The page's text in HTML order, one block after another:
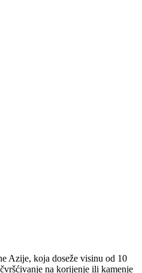
Azije, koja doseže visinu od 10
na korijenje ili kamenje